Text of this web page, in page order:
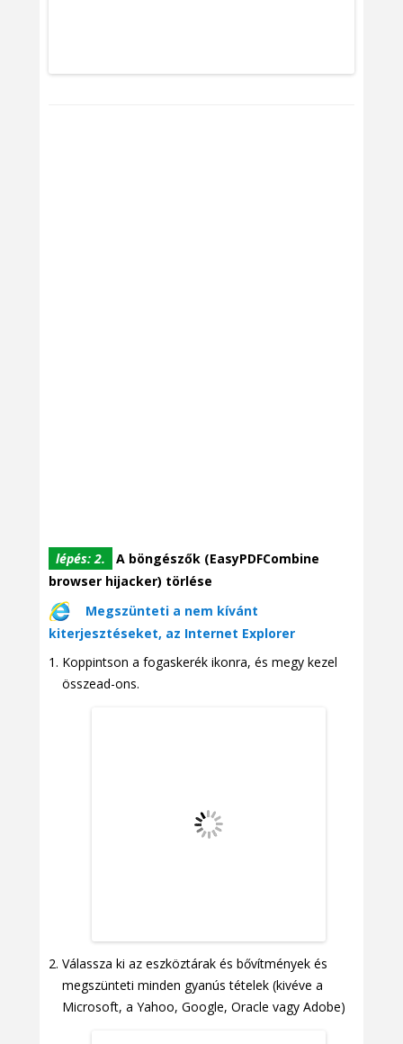
lépés: 2.
A böngészők (EasyPDFCombine
browser hijacker) törlése
Megszünteti a nem kívánt
kiterjesztéseket, az Internet Explorer
Koppintson a fogaskerék ikonra, és megy kezel
összead-ons.
Válassza ki az eszköztárak és bővítmények és
megszünteti minden gyanús tételek (kivéve a
Microsoft, a Yahoo, Google, Oracle vagy Adobe)